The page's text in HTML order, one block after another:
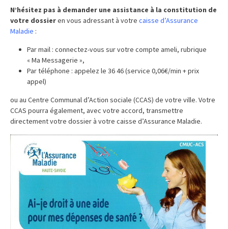
N’hésitez pas à demander une assistance à la constitution de
votre dossieren vous adressant à votre caisse d’Assurance
Maladie :
Par mail : connectez-vous sur votre compte ameli, rubrique
« Ma Messagerie »,
Par téléphone : appelez le 36 46 (service 0,06€/min + prix
appel)
ou au Centre Communal d’Action sociale (CCAS) de votre ville. Votre
CCAS pourra également, avec votre accord, transmettre
directement votre dossier à votre caisse d’Assurance Maladie.